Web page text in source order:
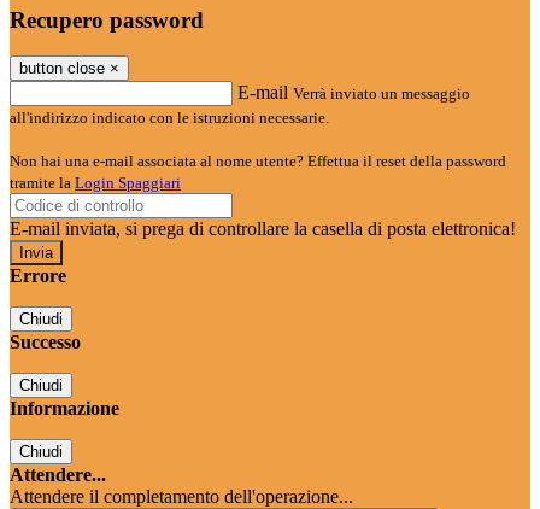
Recupero password
button close ×
E-mail Verrà inviato un messaggio
all'indirizzo indicato con le istruzioni necessarie.
Non hai una e-mail associata al nome utente? Effettua il reset della password
tramite la Login Spaggiari
E-mail inviata, si prega di controllare la casella di posta elettronica!
Errore
Chiudi
Successo
Chiudi
Informazione
Chiudi
Attendere...
Attendere il completamento dell'operazione...